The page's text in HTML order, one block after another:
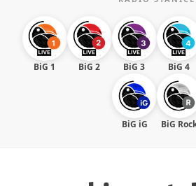
BiG 1 BiG 2 BiG 3 BiG 4
BiG iG BiG